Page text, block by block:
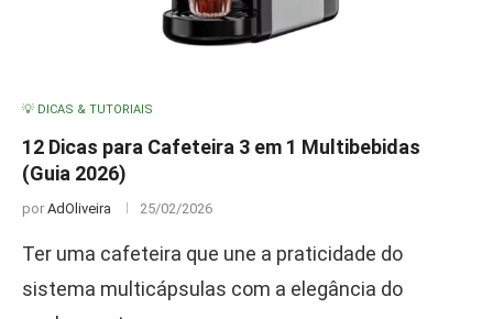
💡 DICAS & TUTORIAIS
12 Dicas para Cafeteira 3 em 1 Multibebidas
(Guia 2026)
por AdOliveira 25/02/2026
Ter uma cafeteira que une a praticidade do
sistema multicápsulas com a elegância do